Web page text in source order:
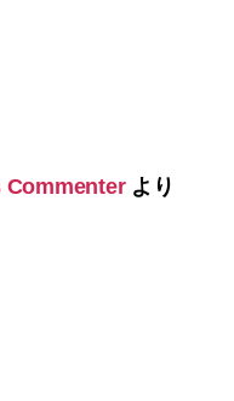
Commenterより